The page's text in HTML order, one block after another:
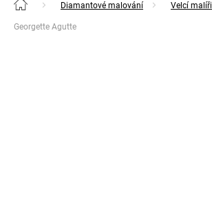
Domů Diamantové malování Velcí malíři
Georgette Agutte